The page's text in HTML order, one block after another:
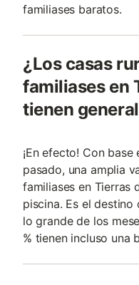
familiases baratos.
¿Los casas
familiases en
tienen
¡En efecto! Con
pasado, una amplia
familiases en Tierras
piscina. Es el
lo grande de los
% tienen incluso una